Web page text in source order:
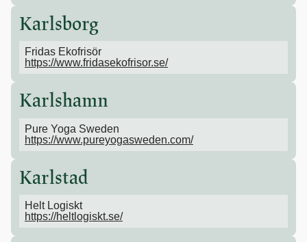
Karlsborg
Fridas Ekofrisör
https://www.fridasekofrisor.se/
Karlshamn
Pure Yoga Sweden
https://www.pureyogasweden.com/
Karlstad
Helt Logiskt
https://heltlogiskt.se/